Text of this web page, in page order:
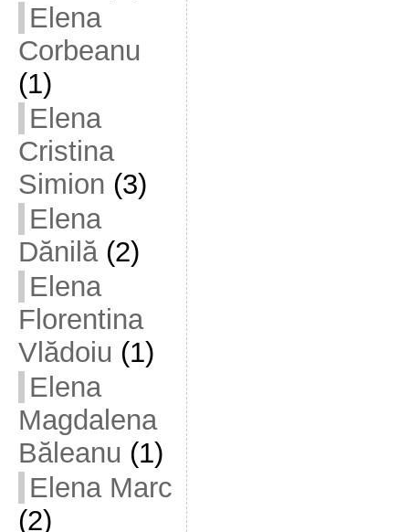
Elena
Corbeanu
(1)
Elena
Cristina
Simion (3)
Elena
Dănilă(2)
Elena
Florentina
Vlădoiu (1)
Elena
Magdalena
Băleanu (1)
Elena Marc
(2)